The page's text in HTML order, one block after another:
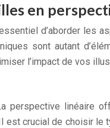
en
d’aborder les
sont autant
l’impact de vos
linéaire
crucial de choisir